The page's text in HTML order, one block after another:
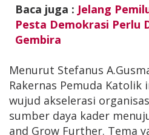
Baca juga : Jelang
Pesta Demokrasi Perlu
Gembira
Menurut Stefanus
Rakernas Pemuda Katolik
wujud akselerasi
sumber daya kader
and Grow Further. Tema